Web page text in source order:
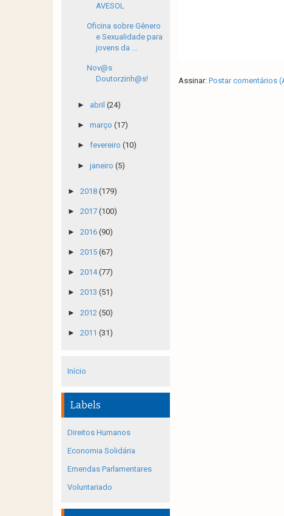
Assinar: Postar comentários
AVESOL
Oficina sobre Gênero
e Sexualidade para
jovens da ...
Nov@s
Doutorzinh@s!
► abril (24)
► março (17)
► fevereiro (10)
► janeiro (5)
► 2018 (179)
► 2017 (100)
► 2016 (90)
► 2015 (67)
► 2014(77)
► 2013 (51)
► 2012 (50)
► 2011 (31)
Início
Labels
Direitos Humanos
Economia Solidária
Emendas Parlamentares
Voluntariado